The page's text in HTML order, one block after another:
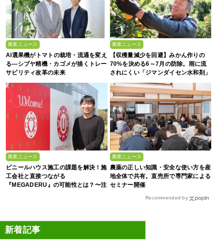
農業ニュース
AI選果機がトマトの栽培・流通を変え
る―シブヤ精機・カゴメが描くトレー
サビリティ改革の未来
農業ニュース
【収穫量減少を回避】みかん作りの
70%を決める6～7月の防除。雨に流
されにくい「ジマンダイセン水和剤」
で黒点病を叩く！
農業ニュース
ビニールハウス施工の課題を解決！施
工会社と直接つながる
『MEGADERU』の可能性とは？〜注
農業ニュース
農薬の正しい知識・安全な使い方を産
地全体で共有。直売所で専門家による
セミナー開催
Recommended by
新着記事